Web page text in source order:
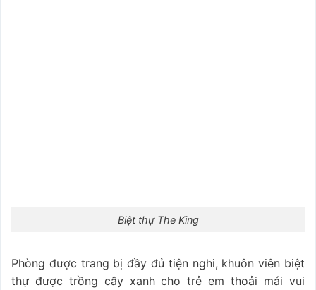
Biệt thự The King
Phòng được trang bị đầy đủ tiện nghi, khuôn viên biệt
thự được trồng cây xanh cho trẻ em thoải mái vui